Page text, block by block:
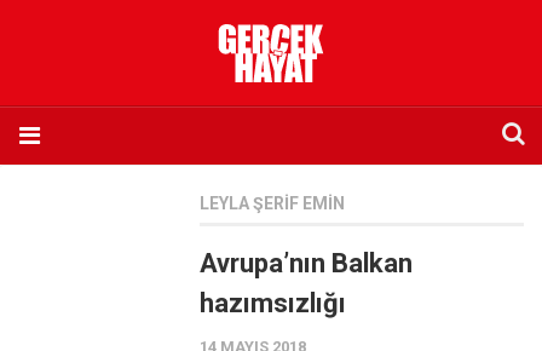
LEYLA ŞERIF EMIN
Avrupa’nın Balkan
hazımsızlığı
14 MAYIS 2018